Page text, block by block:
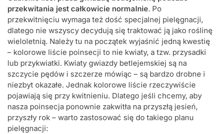
przekwitania jest całkowicie normalnie. Po
przekwitnięciu wymaga też dość specjalnej pielęgnacji,
dlatego nie wszyscy decydują się traktować ją jako roślinę
wieloletnią. Należy tu na początek wyjaśnić jedną kwestię
– kolorowe liście poinsecji to nie kwiaty, a tzw. przysadki
lub przykwiatki. Kwiaty gwiazdy betlejemskiej są na
szczycie pędów i szczerze mówiąc – są bardzo drobne i
niezbyt okazałe. Jednak kolorowe liście rzeczywiście
pojawiają się przy kwitnieniu. Dlatego jeśli chcemy, aby
nasza poinsecja ponownie zakwitła na przyszłą jesień,
przyszły rok – warto zastosować się do takiego planu
pielęgnacji: